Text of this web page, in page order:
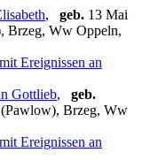
, geb. 13 Mai
Brzeg, Ww Oppeln,
Gottlieb, geb.
(Pawlow), Brzeg, Ww